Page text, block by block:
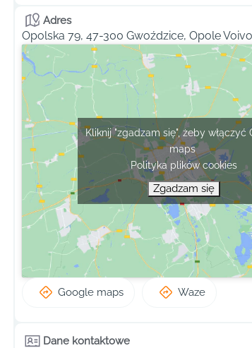
Adres
Opolska 79, 47-300 Gwoździce, Opole
Kliknij "zgadzam się", żeby włączyć
maps
Polityka plików cookies
Zgadzam się
Google maps Waze
Dane kontaktowe